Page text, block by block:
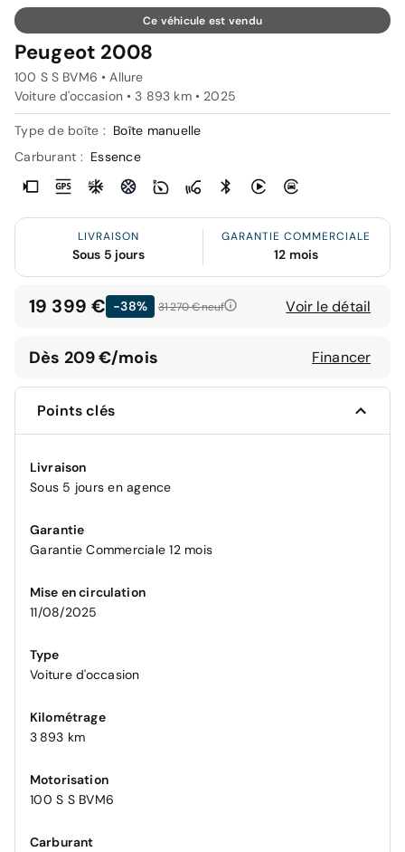
Ce véhicule est vendu
Peugeot 2008
100 S S BVM6 • Allure
Voiture d'occasion • 3 893 km • 2025
Type de boîte : Boîte manuelle
Carburant : Essence
LIVRAISON
Sous 5 jours
GARANTIE COMMERCIALE
12 mois
19 399 € -38% 31 270 €neuf Voir le détail
Dès 209 €/mois Financer
Points clés
Livraison
Sous 5 jours en agence
Garantie
Garantie Commerciale 12 mois
Mise en circulation
11/08/2025
Type
Voiture d'occasion
Kilométrage
3 893 km
Motorisation
100 S S BVM6
Carburant